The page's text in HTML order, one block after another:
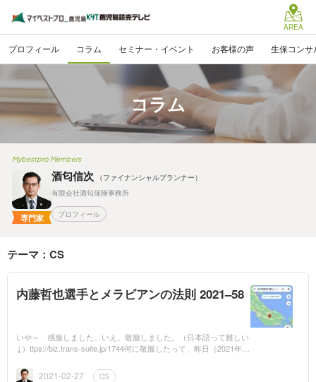
AREA
プロフィール コラム セミナー・イベント お客様の声 生保コンサ
コラム
Mybestpro Members
専門家
酒匂信次
（ファイナンシャルプランナー）
有限会社酒匂保険事務所
プロフィール
テーマ：CS
内藤哲也選手とメラビアンの法則 2021–58
いや～ 感服しました。いえ。敬服しました。（日本語って難しい
↓）ttps://biz.trans-suite.jp/1744何に敬服したって、昨日（2021年2
手の... 2021-02-27 CS